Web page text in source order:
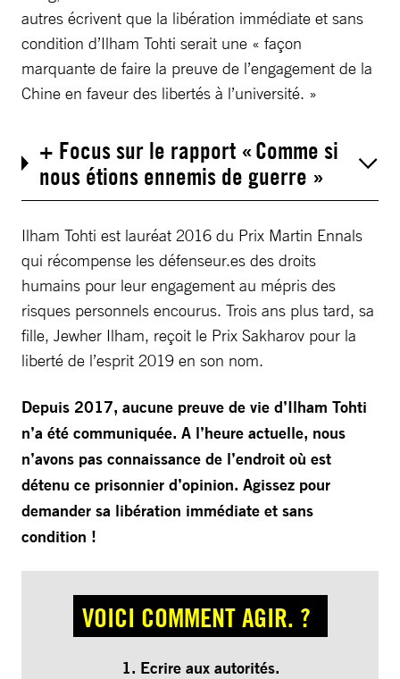
autres écrivent que la libération immédiate et sans
condition d’Ilham Tohti serait une « façon
marquante de faire la preuve de l’engagement de la
Chine en faveur des libertés à l’université. »
+ Focus sur le rapport « Comme si
nous étions ennemis de guerre »
Ilham Tohti est lauréat 2016 du Prix Martin Ennals
qui récompense les défenseur.es des droits
humains pour leur engagement au mépris des
risques personnels encourus. Trois ans plus tard, sa
fille, Jewher Ilham, reçoit le Prix Sakharov pour la
liberté de l’esprit 2019 en son nom.
Depuis 2017, aucune preuve de vie d’Ilham Tohti
n’a été communiquée. A l’heure actuelle, nous
n’avons pas connaissance de l’endroit où est
détenu ce prisonnier d’opinion. Agissez pour
demander sa libération immédiate et sans
condition !
VOICI COMMENT AGIR. ?
1. Ecrire aux autorités.